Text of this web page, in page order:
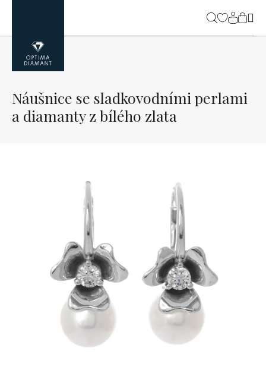
obsah
Náušnice se sladkovodními perlami
a diamanty z bílého zlata